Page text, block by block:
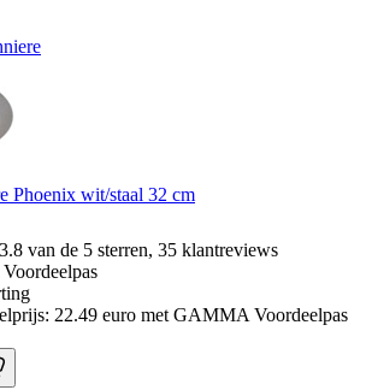
Phoenix wit/staal 32 cm
van de 5 sterren, 35 klantreviews
22.49 euro met GAMMA Voordeelpas